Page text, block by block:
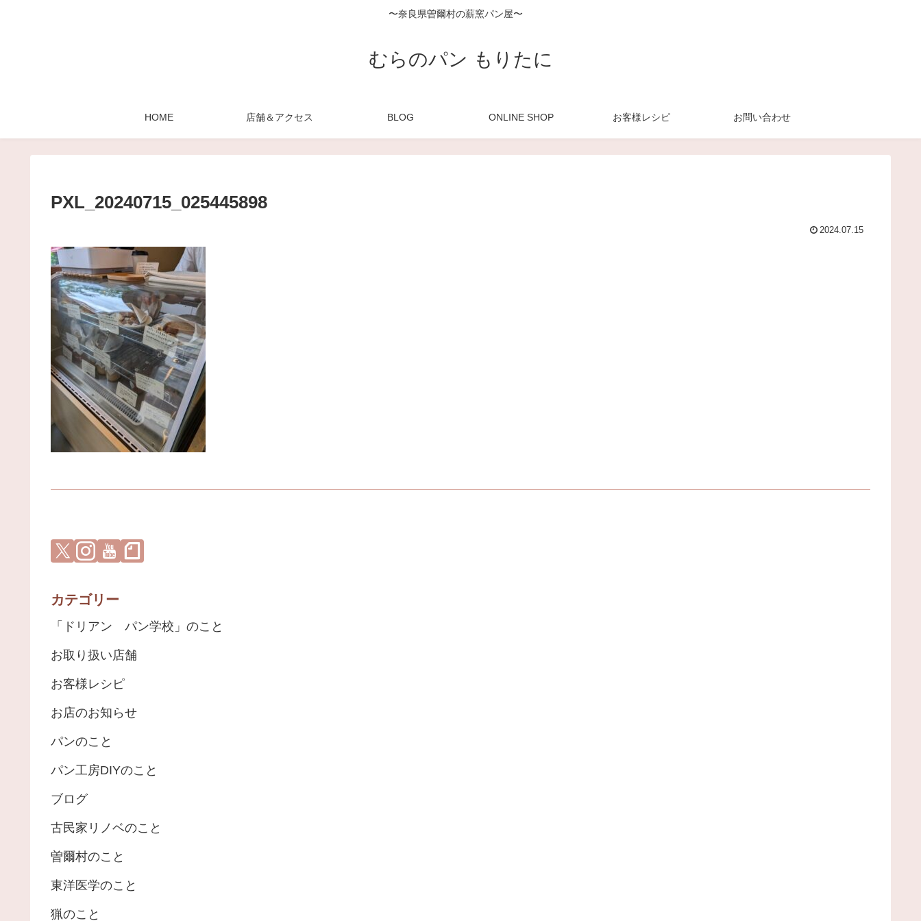
〜奈良県曽爾村の薪窯パン屋〜
むらのパン もりたに
HOME 店舗＆アクセス BLOG ONLINE SHOP お客様レシピ お問い合わせ
PXL_20240715_025445898
2024.07.15
カテゴリー
「ドリアン パン学校」のこと
お取り扱い店舗
お客様レシピ
お店のお知らせ
パンのこと
パン工房DIYのこと
ブログ
古民家リノベのこと
曽爾村のこと
東洋医学のこと
猟のこと